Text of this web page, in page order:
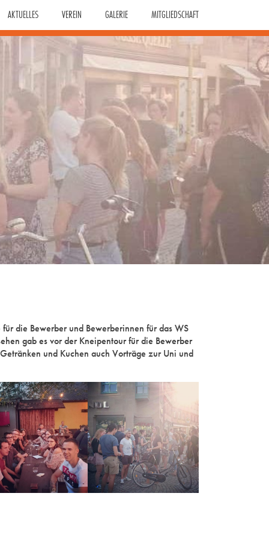
AKTUELLES VEREIN GALERIE MITGLIEDSCHAFT
die Bewerber und Bewerberinnen für das WS
gab es vor der Kneipentour für die Bewerber
und Kuchen auch Vorträge zur Uni und